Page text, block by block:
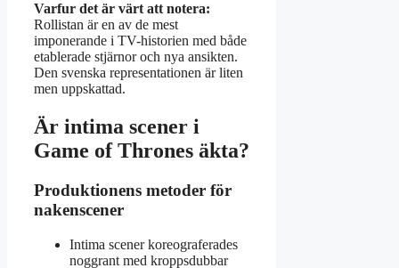
Varfur det är värt att notera:
Rollistan är en av de mest
imponerande i TV-historien med både
etablerade stjärnor och nya ansikten.
Den svenska representationen är liten
men uppskattad.
Är intima scener i
Game of Thrones äkta?
Produktionens metoder för
nakenscener
Intima scener koreograferades
noggrant med kroppsdubbar